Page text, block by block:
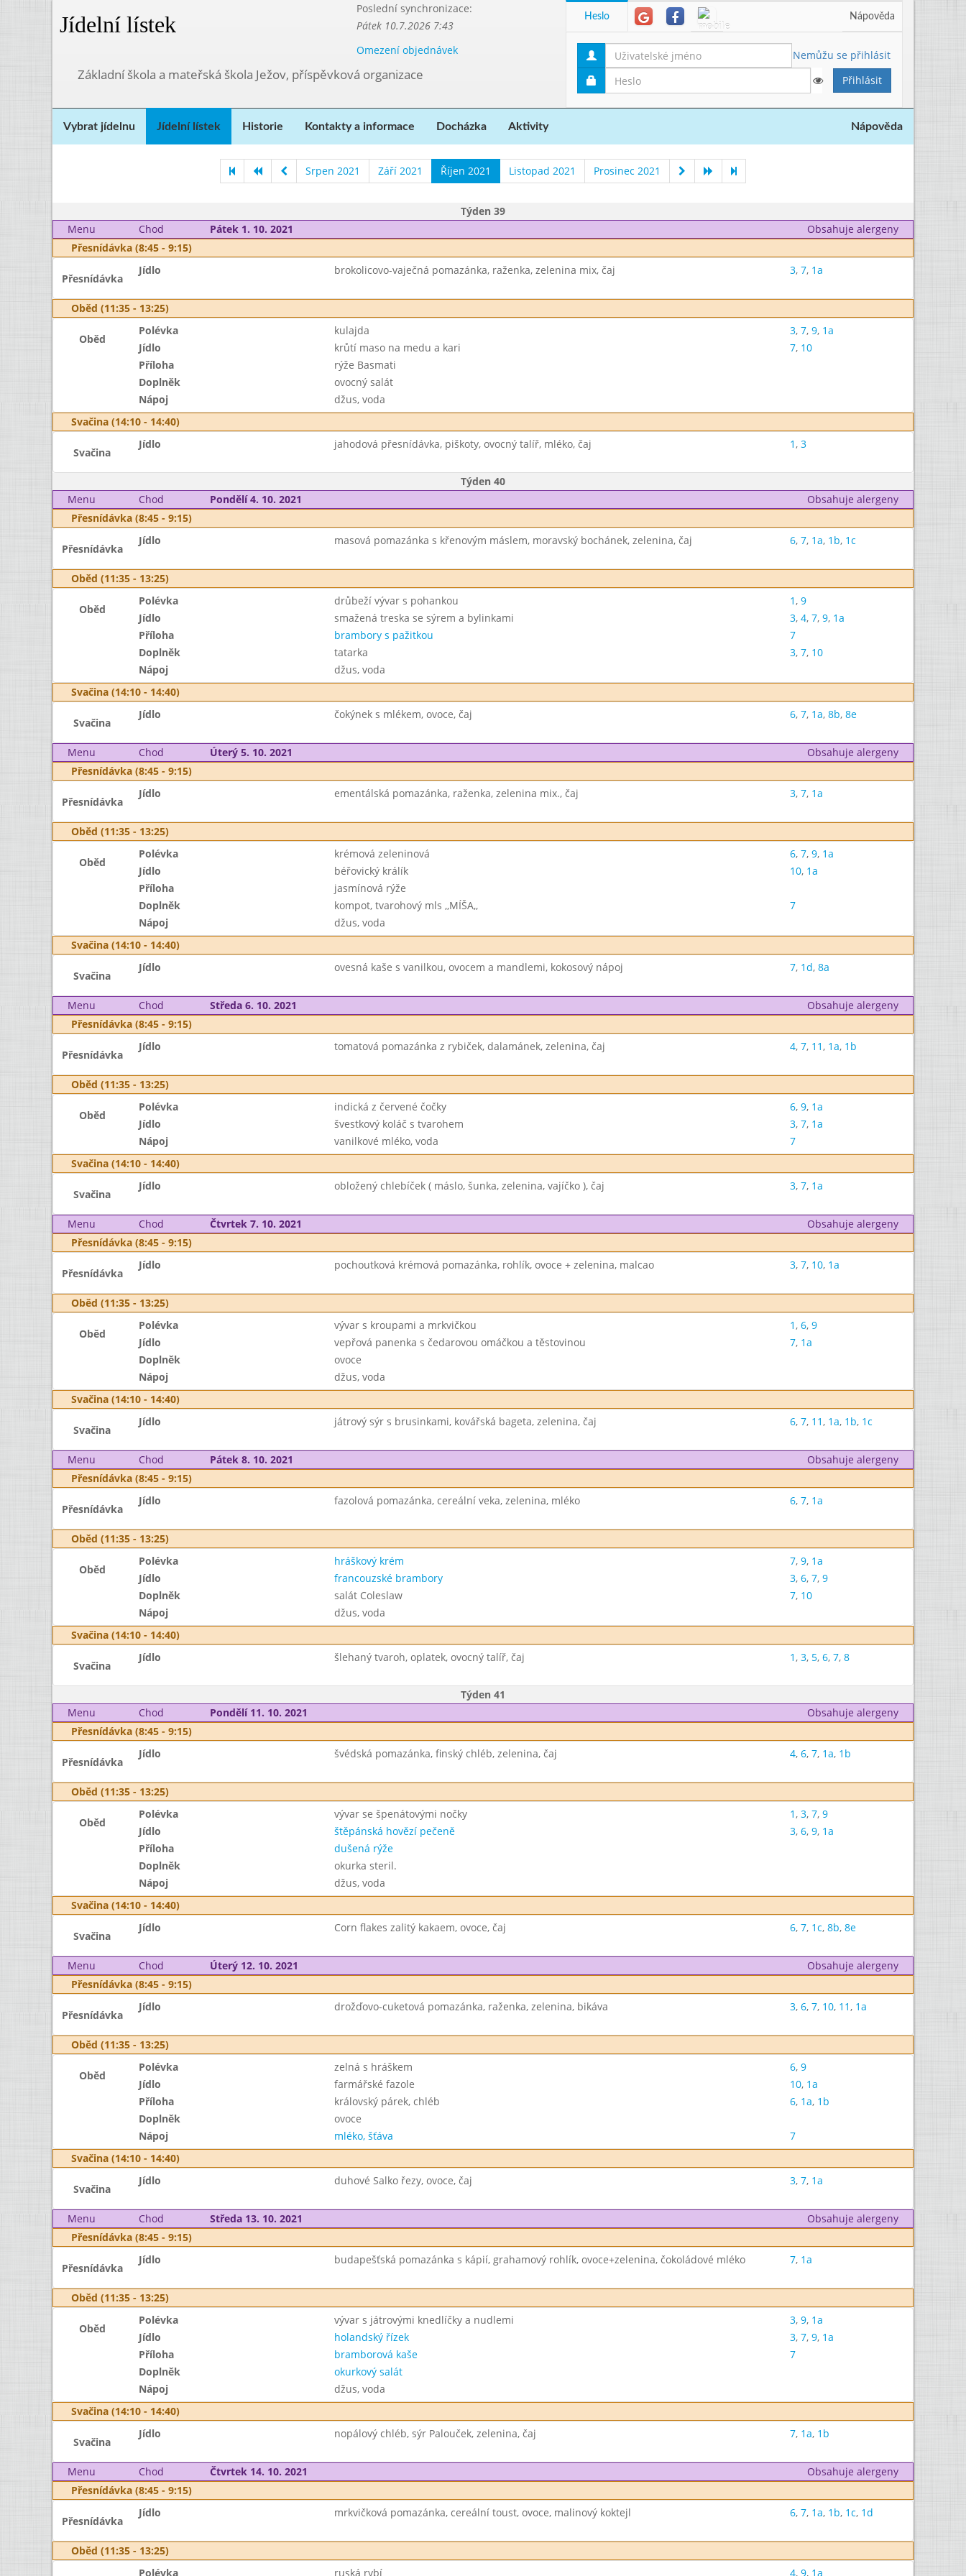
Jídelní lístek
Poslední synchronizace:
Pátek 10.7.2026 7:43
Omezení objednávek
Základní škola a mateřská škola Ježov, příspěvková organizace
Heslo Nápověda
Nemůžu se přihlásit
Vybrat jídelnu Jídelní lístek Historie Kontakty a informace Docházka Aktivity Nápověda
Srpen 2021 Září 2021 Říjen 2021 Listopad 2021 Prosinec 2021
Týden 39
Menu
Chod Pátek 1. 10. 2021
Obsahuje alergeny
Přesnídávka (8:45 - 9:15)
Přesnídávka
Jídlo brokolicovo-vaječná pomazánka, raženka, zelenina mix, čaj 3, 7, 1a
Oběd (11:35 - 13:25)
Oběd
Polévka kulajda 3, 7, 9, 1a
Jídlo
krůtí maso na medu a kari 7, 10
Příloha
rýže Basmati
Doplněk
ovocný salát
Nápoj
džus, voda
Svačina (14:10 - 14:40)
Svačina
Jídlo jahodová přesnídávka, piškoty, ovocný talíř, mléko, čaj 1, 3
Týden 40
Menu
Chod Pondělí 4. 10. 2021
Obsahuje alergeny
Přesnídávka (8:45 - 9:15)
Přesnídávka
Jídlo masová pomazánka s křenovým máslem, moravský bochánek, zelenina, čaj 6, 7, 1a, 1b, 1c
Oběd (11:35 - 13:25)
Oběd
Polévka drůbeží vývar s pohankou 1, 9
Jídlo
smažená treska se sýrem a bylinkami 3, 4, 7, 9, 1a
Příloha
brambory s pažitkou
7
Doplněk
tatarka 3, 7, 10
Nápoj
džus, voda
Svačina (14:10 - 14:40)
Svačina
Jídlo čokýnek s mlékem, ovoce, čaj 6, 7, 1a, 8b, 8e
Menu Chod Úterý 5. 10. 2021
Obsahuje alergeny
Přesnídávka (8:45 - 9:15)
Přesnídávka
Jídlo ementálská pomazánka, raženka, zelenina mix., čaj 3, 7, 1a
Oběd (11:35 - 13:25)
Oběd
Polévka krémová zeleninová 6, 7, 9, 1a
Jídlo
béřovický králík 10, 1a
Příloha
jasmínová rýže
Doplněk
kompot, tvarohový mls ,,MÍŠA,,
7
Nápoj
džus, voda
Svačina (14:10 - 14:40)
Svačina
Jídlo ovesná kaše s vanilkou, ovocem a mandlemi, kokosový nápoj 7, 1d, 8a
Menu Chod Středa 6. 10. 2021
Obsahuje alergeny
Přesnídávka (8:45 - 9:15)
Přesnídávka
Jídlo tomatová pomazánka z rybiček, dalamánek, zelenina, čaj 4, 7, 11, 1a, 1b
Oběd (11:35 - 13:25)
Oběd
Polévka indická z červené čočky 6, 9, 1a
Jídlo
švestkový koláč s tvarohem 3, 7, 1a
Nápoj
vanilkové mléko, voda
7
Svačina (14:10 - 14:40)
Svačina
Jídlo obložený chlebíček ( máslo, šunka, zelenina, vajíčko ), čaj 3, 7, 1a
Menu Chod Čtvrtek 7. 10. 2021
Obsahuje alergeny
Přesnídávka (8:45 - 9:15)
Přesnídávka
Jídlo pochoutková krémová pomazánka, rohlík, ovoce + zelenina, malcao 3, 7, 10, 1a
Oběd (11:35 - 13:25)
Oběd
Polévka vývar s kroupami a mrkvičkou 1, 6, 9
Jídlo
vepřová panenka s čedarovou omáčkou a těstovinou 7, 1a
Doplněk
ovoce
Nápoj
džus, voda
Svačina (14:10 - 14:40)
Svačina
Jídlo játrový sýr s brusinkami, kovářská bageta, zelenina, čaj 6, 7, 11, 1a, 1b, 1c
Menu Chod Pátek 8. 10. 2021
Obsahuje alergeny
Přesnídávka (8:45 - 9:15)
Přesnídávka
Jídlo fazolová pomazánka, cereální veka, zelenina, mléko 6, 7, 1a
Oběd (11:35 - 13:25)
Oběd
Polévka hráškový krém 7, 9, 1a
Jídlo
francouzské brambory 3, 6, 7, 9
Doplněk
salát Coleslaw 7, 10
Nápoj
džus, voda
Svačina (14:10 - 14:40)
Svačina
Jídlo šlehaný tvaroh, oplatek, ovocný talíř, čaj 1, 3, 5, 6, 7, 8
Týden 41
Menu
Chod Pondělí 11. 10. 2021
Obsahuje alergeny
Přesnídávka (8:45 - 9:15)
Přesnídávka
Jídlo švédská pomazánka, finský chléb, zelenina, čaj 4, 6, 7, 1a, 1b
Oběd (11:35 - 13:25)
Oběd
Polévka vývar se špenátovými nočky 1, 3, 7, 9
Jídlo
štěpánská hovězí pečeně 3, 6, 9, 1a
Příloha
dušená rýže
Doplněk
okurka steril.
Nápoj
džus, voda
Svačina (14:10 - 14:40)
Svačina
Jídlo Corn flakes zalitý kakaem, ovoce, čaj 6, 7, 1c, 8b, 8e
Menu Chod Úterý 12. 10. 2021
Obsahuje alergeny
Přesnídávka (8:45 - 9:15)
Přesnídávka
Jídlo drožďovo-cuketová pomazánka, raženka, zelenina, bikáva 3, 6, 7, 10, 11, 1a
Oběd (11:35 - 13:25)
Oběd
Polévka zelná s hráškem 6, 9
Jídlo
farmářské fazole 10, 1a
Příloha
královský párek, chléb 6, 1a, 1b
Doplněk
ovoce
Nápoj
mléko, šťáva
7
Svačina (14:10 - 14:40)
Svačina
Jídlo duhové Salko řezy, ovoce, čaj 3, 7, 1a
Menu Chod Středa 13. 10. 2021
Obsahuje alergeny
Přesnídávka (8:45 - 9:15)
Přesnídávka
Jídlo budapešťská pomazánka s kápií, grahamový rohlík, ovoce+zelenina, čokoládové mléko 7, 1a
Oběd (11:35 - 13:25)
Oběd
Polévka vývar s játrovými knedlíčky a nudlemi 3, 9, 1a
Jídlo
holandský řízek 3, 7, 9, 1a
Příloha
bramborová kaše
7
Doplněk
okurkový salát
Nápoj
džus, voda
Svačina (14:10 - 14:40)
Svačina
Jídlo nopálový chléb, sýr Palouček, zelenina, čaj 7, 1a, 1b
Menu Chod Čtvrtek 14. 10. 2021
Obsahuje alergeny
Přesnídávka (8:45 - 9:15)
Přesnídávka
Jídlo mrkvičková pomazánka, cereální toust, ovoce, malinový koktejl 6, 7, 1a, 1b, 1c, 1d
Oběd (11:35 - 13:25)
Polévka ruská rybí 4, 9, 1a